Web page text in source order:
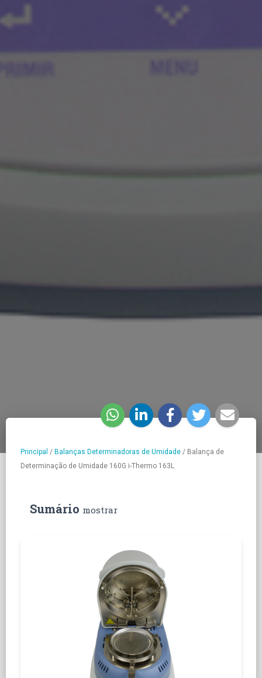
Principal / Balanças Determinadoras de Umidade / Balança de
Determinação de Umidade 160G i-Thermo 163L
Sumário mostrar